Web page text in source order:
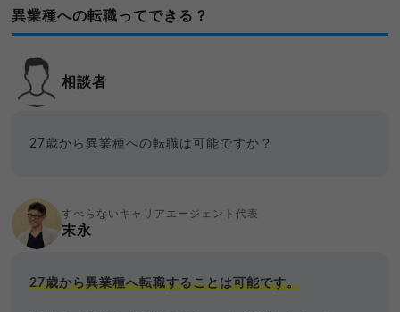
異業種への転職ってできる？
相談者
27歳から異業種への転職は可能ですか？
すべらないキャリアエージェント代表
末永
27歳から異業種へ転職することは可能です。